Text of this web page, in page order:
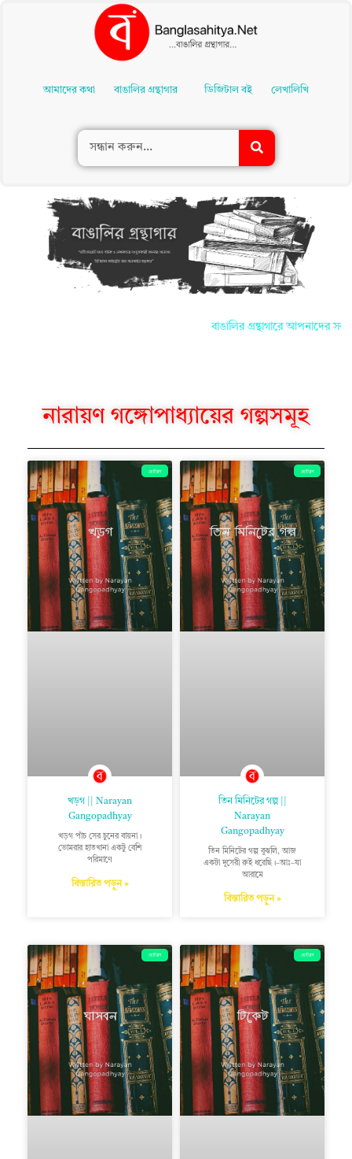
Contentআমাদের কথা বাঙালির গ্রন্থাগার ডিজিটাল বই লেখালিখি
বাঙালির গ্রন্থাগারে আপনাদের সকলকে জানাই
নারায়ণ গঙ্গোপাধ্যায়ের গল্পসমূহ
ছোটগল্প
খড়গ || Narayan
Gangopadhyay
খড়গ পাঁচ সের চুনের বায়না।
ভোমরার হাতখানা একটু বেশি
পরিমাণে
বিস্তারিত পড়ুন »
ছোটগল্প
তিন মিনিটের গল্প ||
Narayan
Gangopadhyay
তিন মিনিটের গল্প বুঝলি, আজ
একটা দুসেরী রুই ধরেছি।–আঃ–যা
আরামে
বিস্তারিত পড়ুন »
ছোটগল্প ছোটগল্প